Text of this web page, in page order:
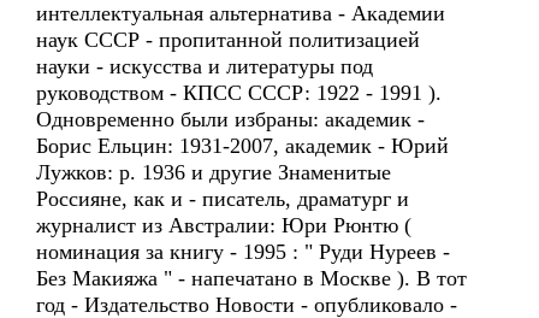
интеллектуальная альтернатива - Академии
наук СССР - пропитанной политизацией
науки - искусства и литературы под
руководством - КПСС СССР: 1922 - 1991 ).
Одновременно были избраны: академик -
Борис Ельцин: 1931-2007, академик - Юрий
Лужков: р. 1936 и другие Знаменитые
Россияне, как и - писатель, драматург и
журналист из Австралии: Юри Рюнтю (
номинация за книгу - 1995 : " Руди Нуреев -
Без Макияжа " - напечатано в Москве ). В тот
год - Издательство Новости - опубликовало -